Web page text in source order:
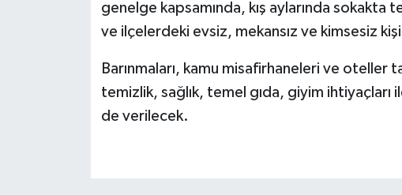
genelge kapsamında, kış aylarında sokakta
ve ilçelerdeki evsiz, mekansız ve kimsesiz
Barınmaları, kamu misafirhaneleri ve oteller
temizlik, sağlık, temel gıda, giyim
de verilecek.